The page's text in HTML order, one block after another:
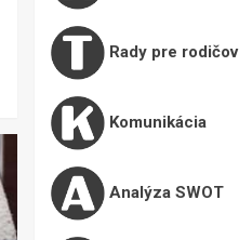
Rady pre rodičov
Komunikácia
Analýza SWOT